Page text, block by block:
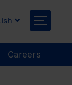
Careers